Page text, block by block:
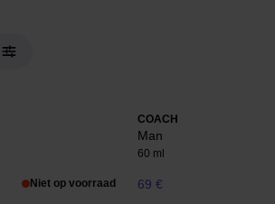
Niet op voorraad
COACH
Man
60 ml
69 €